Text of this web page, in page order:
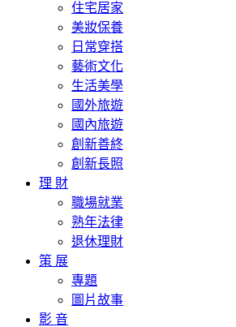
住宅居家
美妝保養
日常穿搭
藝術文化
生活美學
國外旅遊
國內旅遊
創新善終
創新長照
理 財
職場就業
熟年法律
退休理財
策 展
專題
圖片故事
影 音